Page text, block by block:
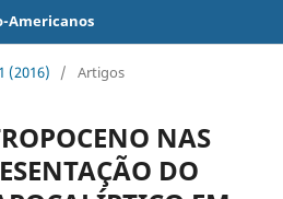
Americanos
(2016) / Artigos
NAS
DO